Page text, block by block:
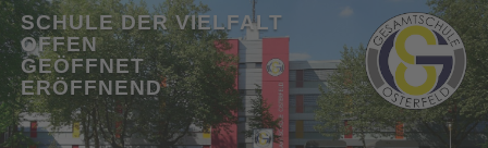
SCHULE DER VIELFALT
OFFEN
GEÖFFNET
ERÖFFNEND